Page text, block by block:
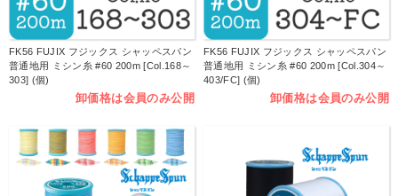
FK56 FUJIX フジックス シャッペスパン
普通地用 ミシン糸 #60 200m [Col.168～
303] (個)
卸価格は会員のみ公開
FK56 FUJIX フジックス シャッペスパン
普通地用 ミシン糸 #60 200m [Col.304～
403/FC] (個)
卸価格は会員のみ公開